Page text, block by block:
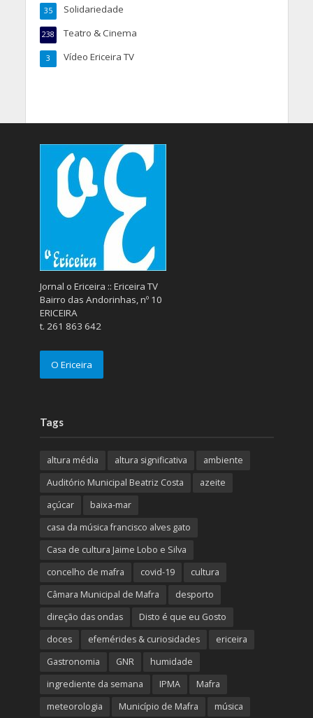
Solidariedade
35
Teatro & Cinema
238
Vídeo Ericeira TV
3
Jornal o Ericeira :: Ericeira TV
Bairro das Andorinhas, nº 10
ERICEIRA
t. 261 863 642
O Ericeira
Tags
altura média altura significativa
ambiente
Auditório Municipal Beatriz Costa
azeite
açúcar
baixa-mar
casa da música francisco alves gato
Casa de cultura Jaime Lobo e Silva
concelho de mafra
covid-19
cultura
Câmara Municipal de Mafra
desporto
direção das ondas
Disto é que eu Gosto
doces
efemérides & curiosidades
ericeira
Gastronomia
GNR
humidade
ingrediente da semana
IPMA
Mafra
meteorologia
Município de Mafra música